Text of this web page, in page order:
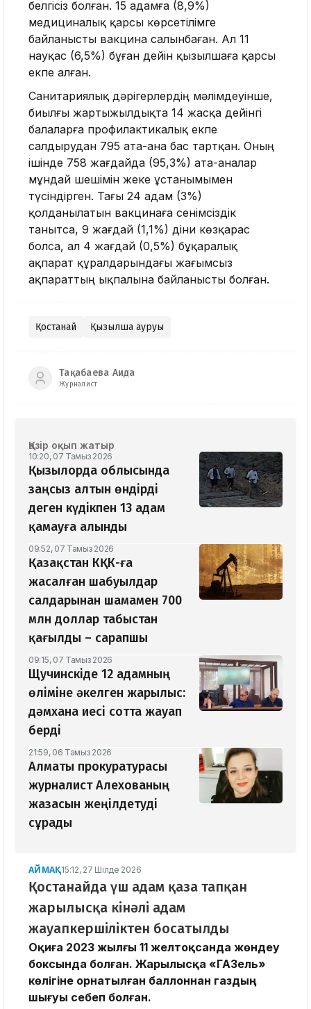
белгісіз болған. 15 адамға (8,9%)
медициналық қарсы көрсетілімге
байланысты вакцина салынбаған. Ал 11
науқас (6,5%) бұған дейін қызылшаға қарсы
екпе алған.
Санитариялық дәрігерлердің мәлімдеуінше,
биылғы жартыжылдықта 14 жасқа дейінгі
балаларға профилактикалық екпе
салдырудан 795 ата-ана бас тартқан. Оның
ішінде 758 жағдайда (95,3%) ата-аналар
мұндай шешімін жеке ұстанымымен
түсіндірген. Тағы 24 адам (3%)
қолданылатын вакцинаға сенімсіздік
танытса, 9 жағдай (1,1%) діни көзқарас
болса, ал 4 жағдай (0,5%) бұқаралық
ақпарат құралдарындағы жағымсыз
ақпараттың ықпалына байланысты болған.
Қостанай Қызылша ауруы
Тақабаева Аида
Журналист
Қазір оқып жатыр
10:20, 07 Тамыз 2026
Қызылорда облысында
заңсыз алтын өндірді
деген күдікпен 13 адам
қамауға алынды
09:52, 07 Тамыз 2026
Қазақстан КҚК-ға
жасалған шабуылдар
салдарынан шамамен 700
млн доллар табыстан
қағылды – сарапшы
09:15, 07 Тамыз 2026
Щучинскіде 12 адамның
өліміне әкелген жарылыс:
дәмхана иесі сотта жауап
берді
21:59, 06 Тамыз 2026
Алматы прокуратурасы
журналист Алехованың
жазасын жеңілдетуді
сұрады
АЙМАҚ15:12, 27 Шілде 2026
Қостанайда үш адам қаза тапқан
жарылысқа кінәлі адам
жауапкершіліктен босатылды
Оқиға 2023 жылғы 11 желтоқсанда жөндеу
боксында болған. Жарылысқа «ГАЗель»
көлігіне орнатылған баллоннан газдың
шығуы себеп болған.